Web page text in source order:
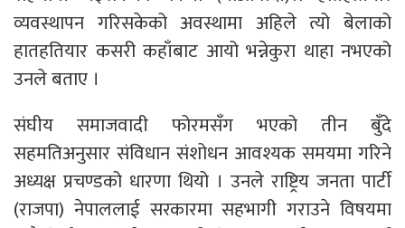
व्यवस्थापन गरिसकेको अवस्थामा अहिले त्यो बेलाको
हातहतियार कसरी कहाँबाट आयो भन्नेकुरा थाहा नभएको
उनले बताए ।
संघीय समाजवादी फोरमसँग भएको तीन बुँदे
सहमतिअनुसार संविधान संशोधन आवश्यक समयमा गरिने
अध्यक्ष प्रचण्डको धारणा थियो । उनले राष्ट्रिय जनता पार्टी
(राजपा) नेपाललाई सरकारमा सहभागी गराउने विषयमा